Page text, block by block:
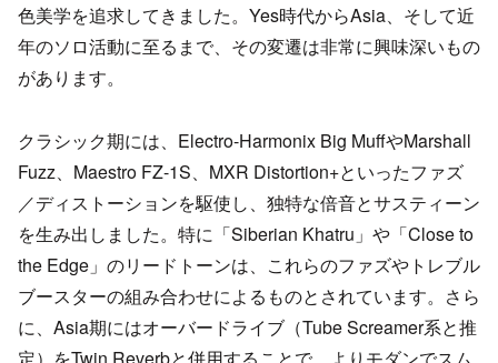
色美学を追求してきました。Yes時代からAsia、そして近
年のソロ活動に至るまで、その変遷は非常に興味深いもの
があります。
クラシック期には、Electro-Harmonix Big MuffやMarshall
Fuzz、Maestro FZ-1S、MXR Distortion+といったファズ
／ディストーションを駆使し、独特な倍音とサスティーン
を生み出しました。特に「Siberian Khatru」や「Close to
the Edge」のリードトーンは、これらのファズやトレブル
ブースターの組み合わせによるものとされています。さら
に、Asia期にはオーバードライブ（Tube Screamer系と推
定）をTwin Reverbと併用することで、よりモダンでスム